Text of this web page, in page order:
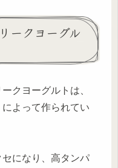
ークヨーグル
クヨーグルトは、
よって作られてい
になり、高タンパ